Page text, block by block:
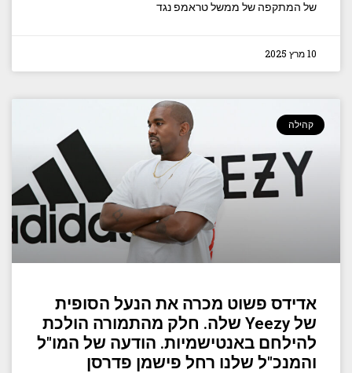
של המתקפה של ממשל טראמפ נגד
10 מרץ 2025
קהילה
אדידס פשוט מכרה את הנעל הסופית
של Yeezy שלה. חלק מהתמורה הולכת
להילחם באנטישמיות. הודעה של המו"ל
והמנכ"ל שלנו רחל פישמן פדרסן